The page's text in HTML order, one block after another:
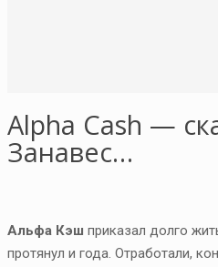
Alpha Cash —
Занавес…
Альфа Кэш приказал долго
протянул и года. Отработали,